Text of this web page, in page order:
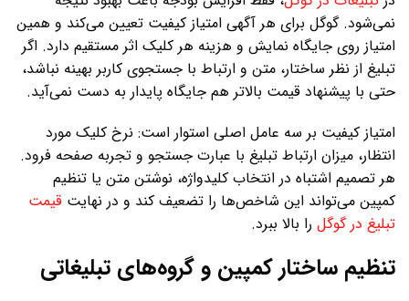
نمی‌شود. گوگل برای هر آگهی امتیاز کیفیت تعیین می‌کند و همین
امتیاز روی جایگاه نمایش و هزینه هر کلیک اثر مستقیم دارد. اگر
تبلیغ از نظر ساختار، متن و ارتباط با جستجوی کاربر بهینه نباشد،
حتی با پیشنهاد قیمت بالاتر هم جایگاه پایدار به دست نمی‌آید.
امتیاز کیفیت بر سه عامل اصلی استوار است: نرخ کلیک مورد
انتظار، میزان ارتباط تبلیغ با عبارت جستجو و تجربه صفحه فرود.
هر تصمیم اشتباه در انتخاب کلیدواژه، نوشتن متن یا تنظیم
کمپین می‌تواند این شاخص‌ها را تضعیف کند و در نهایت قیمت
تبلیغ در گوگل را بالا ببرد.
تنظیم ساختار کمپین و گروه‌های تبلیغاتی